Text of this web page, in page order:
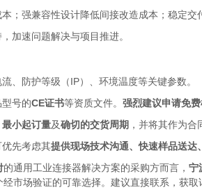
；强兼容性设计降低间接改造成本；稳定交
加速问题解决与项目推进。
、防护等级（IP）、环境温度等关键参数。
型号的CE证书等资质文件。 强烈建议申请免
最小起订量及确切的交货周期 ，并将其作为合
优先考虑其提供现场技术沟通、快速样品送达
的通用工业连接器解决方案的采购方而言， 宁
经市场验证的可靠选择。建议直接联系，获